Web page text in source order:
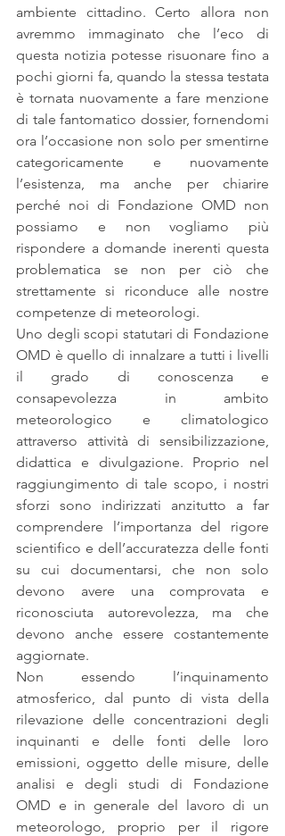
ambiente cittadino. Certo allora non
avremmo immaginato che l’eco di
questa notizia potesse risuonare fino a
pochi giorni fa, quando la stessa testata
è tornata nuovamente a fare menzione
di tale fantomatico dossier, fornendomi
ora l’occasione non solo per smentirne
categoricamente e nuovamente
l’esistenza, ma anche per chiarire
perché noi di Fondazione OMD non
possiamo e non vogliamo più
rispondere a domande inerenti questa
problematica se non per ciò che
strettamente si riconduce alle nostre
competenze di meteorologi.
Uno degli scopi statutari di Fondazione
OMD è quello di innalzare a tutti i livelli
il grado di conoscenza e
consapevolezza in ambito
meteorologico e climatologico
attraverso attività di sensibilizzazione,
didattica e divulgazione. Proprio nel
raggiungimento di tale scopo, i nostri
sforzi sono indirizzati anzitutto a far
comprendere l’importanza del rigore
scientifico e dell’accuratezza delle fonti
su cui documentarsi, che non solo
devono avere una comprovata e
riconosciuta autorevolezza, ma che
devono anche essere costantemente
aggiornate.
Non essendo l’inquinamento
atmosferico, dal punto di vista della
rilevazione delle concentrazioni degli
inquinanti e delle fonti delle loro
emissioni, oggetto delle misure, delle
analisi e degli studi di Fondazione
OMD e in generale del lavoro di un
meteorologo, proprio per il rigore